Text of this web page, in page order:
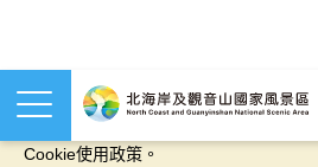
本網站使用cookies等相關技術以持續
Cookie使用政策。